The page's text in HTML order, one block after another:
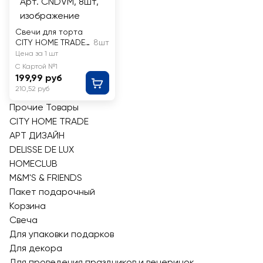
Свечи для торта
CITY HOME TRADE
волнистые 12см,
металлик, Арт.
CNDVM
8шт
Цена за 1 шт
С Картой №1
199,99 руб
210,52 руб
Прочие Товары
CITY HOME TRADE
АРТ ДИЗАЙН
DELISSE DE LUX
HOMECLUB
M&M'S & FRIENDS
Пакет подарочный
Корзина
Свеча
Для упаковки подарков
Для декора